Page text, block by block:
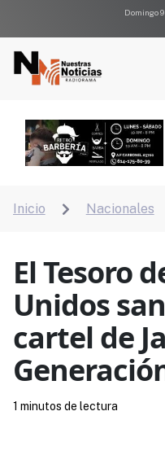
Domingo
Inicio  Nacionales
El Tesoro
Unidos
cartel de
1 minutos de lectura